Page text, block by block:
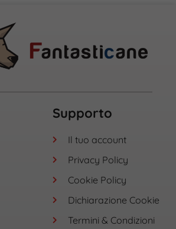
Supporto
Il tuo account
Privacy Policy
Cookie Policy
Dichiarazione Cookie
Termini & Condizioni